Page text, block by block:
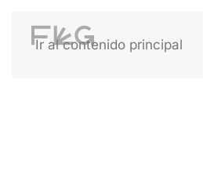
Ir al contenido principal